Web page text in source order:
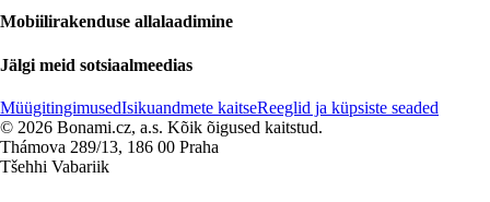
Mobiilirakenduse allalaadimine
Jälgi meid sotsiaalmeedias
MüügitingimusedIsikuandmete kaitseReeglid ja küpsiste seaded
© 2026 Bonami.cz, a.s. Kõik õigused kaitstud.
Thámova 289/13, 186 00 Praha
Tšehhi Vabariik